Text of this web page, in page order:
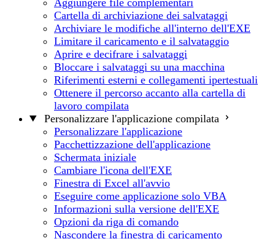
Cartella di archiviazione dei salvataggi
Archiviare le modifiche all'interno dell'EXE
Limitare il caricamento e il salvataggio
Aprire e decifrare i salvataggi
Bloccare i salvataggi su una macchina
Riferimenti esterni e collegamenti ipertestuali
Ottenere il percorso accanto alla cartella di
lavoro compilata
Personalizzare l'applicazione compilata
Personalizzare l'applicazione
Pacchettizzazione dell'applicazione
Schermata iniziale
Cambiare l'icona dell'EXE
Finestra di Excel all'avvio
Eseguire come applicazione solo VBA
Informazioni sulla versione dell'EXE
Opzioni da riga di comando
Nascondere la finestra di caricamento